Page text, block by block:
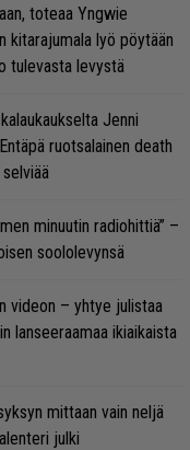
toteaa Yngwie
kitarajumala lyö pöytään
tulevasta levystä
Jenni
ruotsalainen death
minuutin radiohittiä” –
soololevynsä
videon – yhtye julistaa
lanseeraamaa ikiaikaista
mittaan vain neljä
julki